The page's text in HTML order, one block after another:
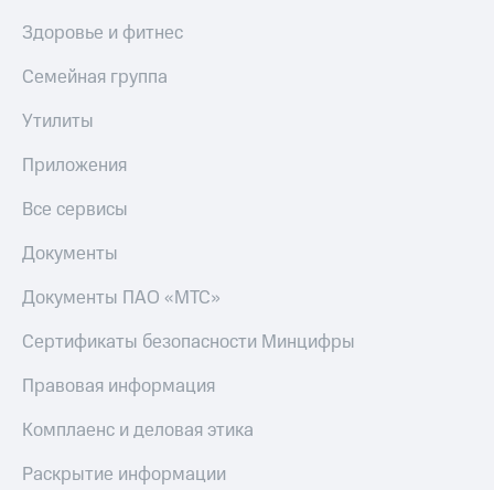
Здоровье и фитнес
Семейная группа
Утилиты
Приложения
Все сервисы
Документы
Документы ПАО «МТС»
Сертификаты безопасности Минцифры
Правовая информация
Комплаенс и деловая этика
Раскрытие информации